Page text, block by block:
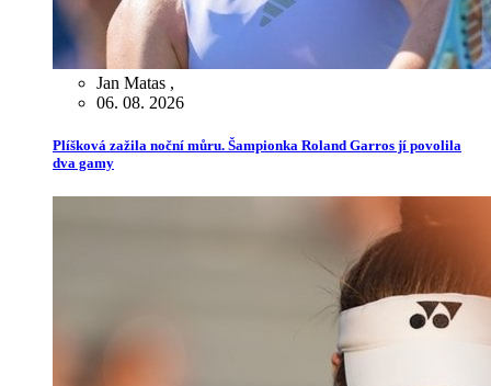
Jan Matas ,
06. 08. 2026
Plíšková zažila noční můru. Šampionka Roland Garros jí povolila
dva gamy